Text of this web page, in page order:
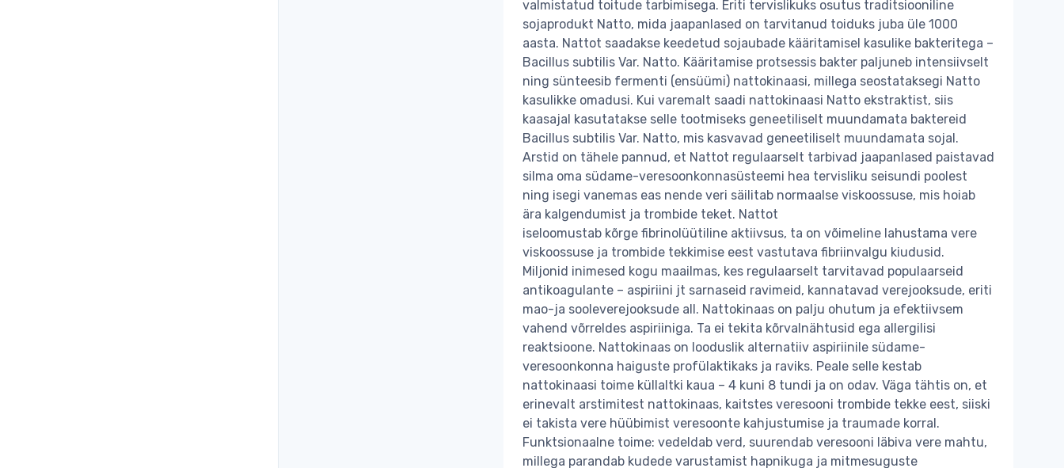
valmistatud toitude tarbimisega. Eriti tervislikuks osutus traditsiooniline
sojaprodukt Natto, mida jaapanlased on tarvitanud toiduks juba üle 1000
aasta. Nattot saadakse keedetud sojaubade kääritamisel kasulike bakteritega –
Bacillus subtilis Var. Natto. Kääritamise protsessis bakter paljuneb intensiivselt
ning sünteesib fermenti (ensüümi) nattokinaasi, millega seostataksegi Natto
kasulikke omadusi. Kui varemalt saadi nattokinaasi Natto ekstraktist, siis
kaasajal kasutatakse selle tootmiseks geneetiliselt muundamata baktereid
Bacillus subtilis Var. Natto, mis kasvavad geneetiliselt muundamata sojal.
Arstid on tähele pannud, et Nattot regulaarselt tarbivad jaapanlased paistavad
silma oma südame-veresoonkonnasüsteemi hea tervisliku seisundi poolest
ning isegi vanemas eas nende veri säilitab normaalse viskoossuse, mis hoiab
ära kalgendumist ja trombide teket. Nattot
iseloomustab kõrge fibrinolüütiline aktiivsus, ta on võimeline lahustama vere
viskoossuse ja trombide tekkimise eest vastutava fibriinvalgu kiudusid.
Miljonid inimesed kogu maailmas, kes regulaarselt tarvitavad populaarseid
antikoagulante – aspiriini jt sarnaseid ravimeid, kannatavad verejooksude, eriti
mao-ja sooleverejooksude all. Nattokinaas on palju ohutum ja efektiivsem
vahend võrreldes aspiriiniga. Ta ei tekita kõrvalnähtusid ega allergilisi
reaktsioone. Nattokinaas on looduslik alternatiiv aspiriinile südame-
veresoonkonna haiguste profülaktikaks ja raviks. Peale selle kestab
nattokinaasi toime küllaltki kaua – 4 kuni 8 tundi ja on odav. Väga tähtis on, et
erinevalt arstimitest nattokinaas, kaitstes veresooni trombide tekke eest, siiski
ei takista vere hüübimist veresoonte kahjustumise ja traumade korral.
Funktsionaalne toime: vedeldab verd, suurendab veresooni läbiva vere mahtu,
millega parandab kudede varustamist hapnikuga ja mitmesuguste